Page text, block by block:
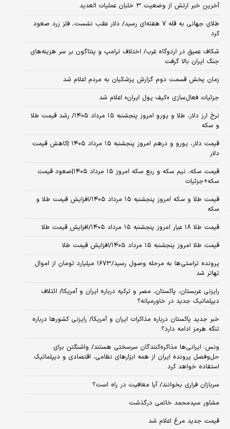
آخرین خبر ارتش از وضعیت ۳ خلبان عملیات العدید
طلای جهانی به قله ۷ هفته‌ای رسید/ دلار عقب نشست، فلز زرد صعود
کرد
شکاف عمیق در اردوگاه غرب/ اختلاف ترامپ و پنتاگون بر سر هزینه‌های
جنگ ایران بالا گرفت
زمان پخش قسمت دوم گزارش پزشکیان به مردم اعلام شد
جزئیات فعال‌سازی «کیف پول ایران» اعلام شد
نرخ ارز دلار، طلا و یورو امروز پنجشنبه ۱۵ مرداد ۱۴۰۵/ رشد قیمت طلا
و سکه
قیمت دلار، یورو و درهم امروز پنجشنبه ۱۵ مرداد ۱۴۰۵ |کاهش قیمت
دلار
قیمت سکه، نیم سکه و ربع سکه امروز ۱۵ مرداد ۱۴۰۵|صعود قیمت
سکه+جزئیات
قیمت طلا و سکه امروز پنجشنبه ۱۵ مرداد ۱۴۰۵/افزایش قیمت طلا و
سکه
قیمت طلا ۱۸ عیار امروز پنجشنبه ۱۵ مرداد ۱۴۰۵/افزایش قیمت طلا
قیمت طلا امروز پنجشنبه ۱۵ مرداد ۱۴۰۵/افزایش قیمت طلا
پرونده تراستی‌ها به مرحله وصول رسید/۱۶۷۳ میلیارد تومان از اموال
تهاتر شد
رایزنی عربستان، پاکستان، مصر و ترکیه درباره ایران و آمریکا/ ائتلاف
دیپلماتیک جدید در خاورمیانه؟
خبر جدید پاکستان درباره مذاکرات ایران و آمریکا/ رایزنی کشورها درباره
تنگه هرمز ادامه دارد؟
ونس: ایرانی‌ها مذاکره‌کنندگان سرسختی هستند/ واشنگتن برای
حل‌وفصل پرونده ایران از همه ابزارهای نظامی، اقتصادی و دیپلماتیک
استفاده خواهد کرد
سربازان فراری بخوانند/ آیا معافیت در راه است؟
مشاور سیدمحمد خاتمی درگذشت
قیمت جدید مرغ اعلام شد